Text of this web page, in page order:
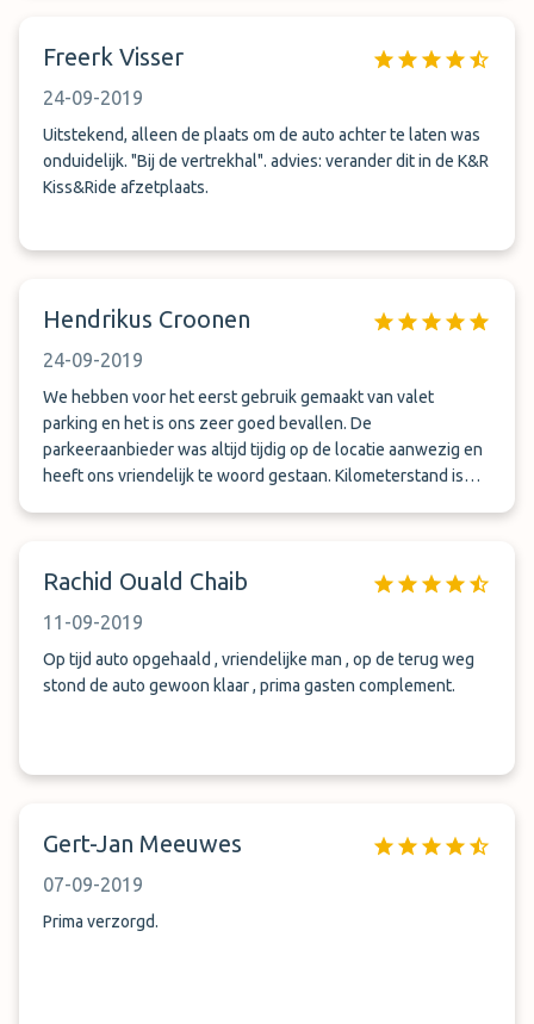
Freerk Visser
24-09-2019
Uitstekend, alleen de plaats om de auto achter te laten was
onduidelijk. "Bij de vertrekhal". advies: verander dit in de K&R
Kiss&Ride afzetplaats.
Hendrikus Croonen
24-09-2019
We hebben voor het eerst gebruik gemaakt van valet
parking en het is ons zeer goed bevallen. De
parkeeraanbieder was altijd tijdig op de locatie aanwezig en
heeft ons vriendelijk te woord gestaan. Kilometerstand is
Rachid Ouald Chaib
11-09-2019
Op tijd auto opgehaald , vriendelijke man , op de terug weg
stond de auto gewoon klaar , prima gasten complement.
Gert-Jan Meeuwes
07-09-2019
Prima verzorgd.